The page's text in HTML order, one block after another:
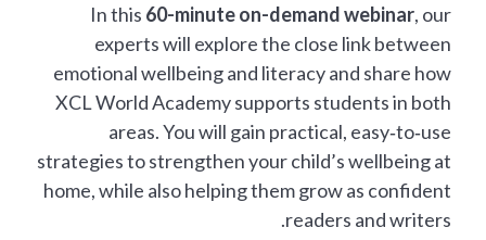
In this 60-minute on-demand webinar, our
experts will explore the close link between
emotional wellbeing and literacy and share how
XCL World Academy supports students in both
areas. You will gain practical, easy‑to‑use
strategies to strengthen your child’s wellbeing at
home, while also helping them grow as confident
readers and writers.